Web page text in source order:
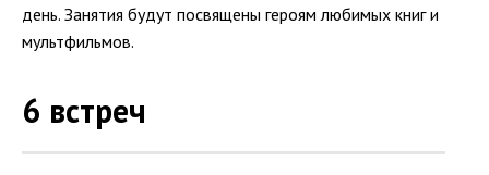
день. Занятия будут посвящены героям любимых книг и
мультфильмов.
6 встреч